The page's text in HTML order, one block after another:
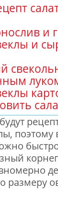
и
и
поэтому
размеру